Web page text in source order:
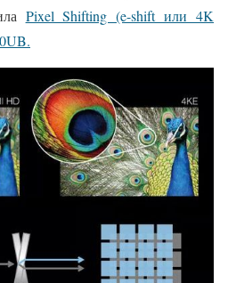
Pixel Shifting (e-shift или 4K